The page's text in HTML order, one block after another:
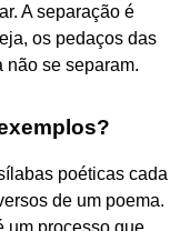
A separação é
os pedaços das
não se separam.
poéticas cada
de um poema.
um processo que